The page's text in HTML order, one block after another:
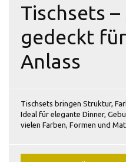
Tischsets
gedeckt
Anlass
Tischsets bringen Struktur,
Ideal für elegante Dinner,
vielen Farben, Formen und